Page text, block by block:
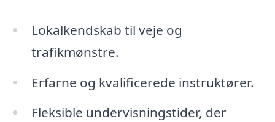
Lokalkendskab til veje og
trafikmønstre.
Erfarne og kvalificerede instruktører.
Fleksible undervisningstider, der